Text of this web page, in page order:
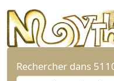
Rechercher dans